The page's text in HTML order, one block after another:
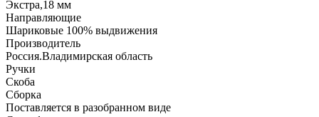
Экстра,18 мм
Направляющие
Шариковые 100% выдвижения
Производитель
Россия.Владимирская область
Ручки
Скоба
Сборка
Поставляется в разобранном виде